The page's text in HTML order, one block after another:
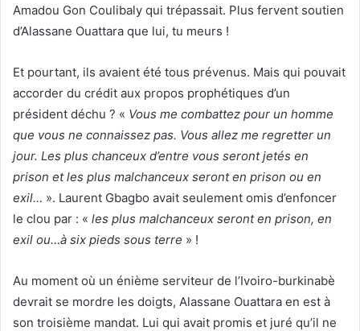
Amadou Gon Coulibaly qui trépassait. Plus fervent soutien
d’Alassane Ouattara que lui, tu meurs !
Et pourtant, ils avaient été tous prévenus. Mais qui pouvait
accorder du crédit aux propos prophétiques d’un
président déchu ? « Vous me combattez pour un homme
que vous ne connaissez pas. Vous allez me regretter un
jour. Les plus chanceux d’entre vous seront jetés en
prison et les plus malchanceux seront en prison ou en
exil… ». Laurent Gbagbo avait seulement omis d’enfoncer
le clou par : « les plus malchanceux seront en prison, en
exil ou…à six pieds sous terre » !
Au moment où un énième serviteur de l’Ivoiro-burkinabè
devrait se mordre les doigts, Alassane Ouattara en est à
son troisième mandat. Lui qui avait promis et juré qu’il ne